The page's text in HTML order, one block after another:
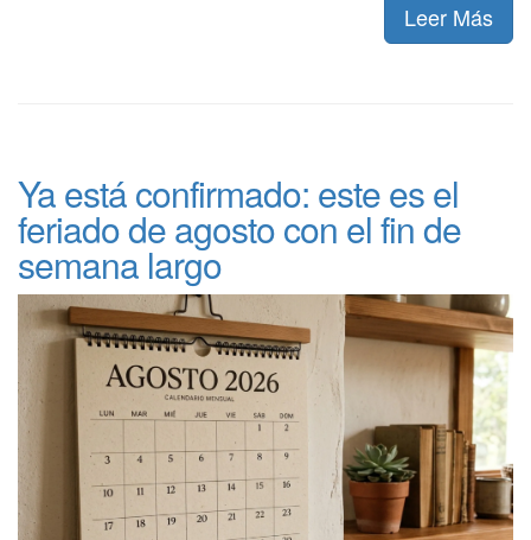
Leer Más
Ya está confirmado: este es el
feriado de agosto con el fin de
semana largo